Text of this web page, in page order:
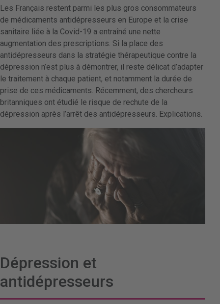
Les Français restent parmi les plus gros consommateurs
de médicaments antidépresseurs en Europe et la crise
sanitaire liée à la Covid-19 a entraîné une nette
augmentation des prescriptions. Si la place des
antidépresseurs dans la stratégie thérapeutique contre la
dépression n’est plus à démontrer, il reste délicat d’adapter
le traitement à chaque patient, et notamment la durée de
prise de ces médicaments. Récemment, des chercheurs
britanniques ont étudié le risque de rechute de la
dépression après l’arrêt des antidépresseurs. Explications.
Dépression et
antidépresseurs